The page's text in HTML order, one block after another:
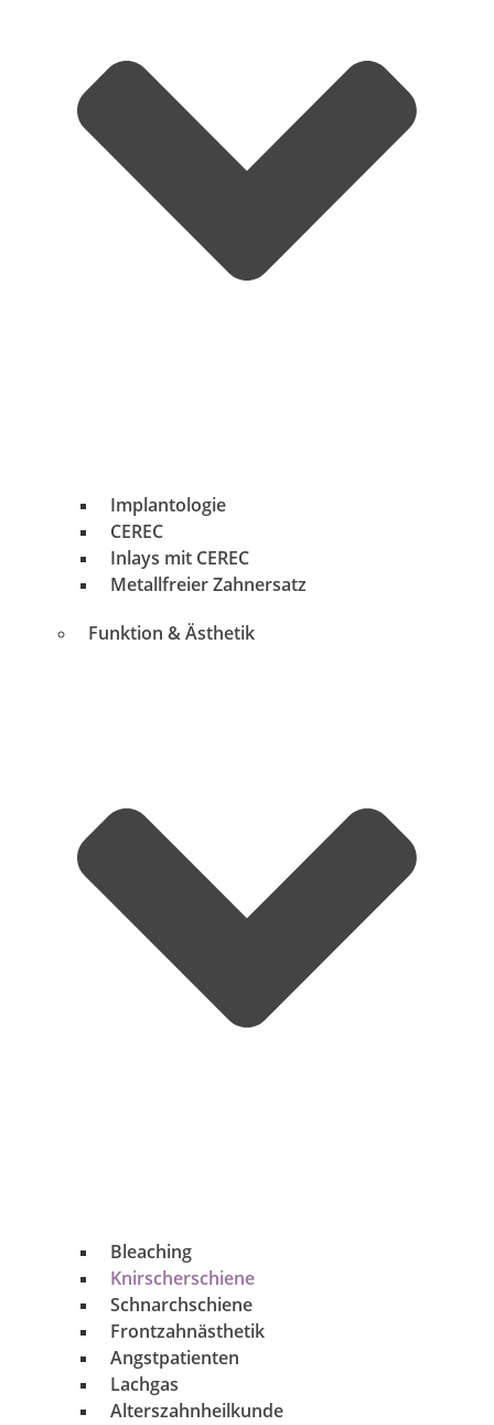
Implantologie
CEREC
Inlays mit CEREC
Metallfreier Zahnersatz
Funktion & Ästhetik
Bleaching
Knirscherschiene
Schnarchschiene
Frontzahnästhetik
Angstpatienten
Lachgas
Alterszahnheilkunde